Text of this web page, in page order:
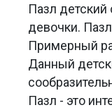
Пазл детский
девочки.
Примерный
Данный
Пазл - это